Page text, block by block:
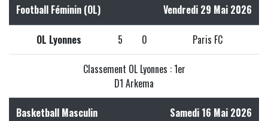
Football Féminin (OL) Vendredi 29 Mai 2026
OL Lyonnes 5 0 Paris FC
Classement OL Lyonnes : 1er
D1 Arkema
Basketball Masculin Samedi 16 Mai 2026